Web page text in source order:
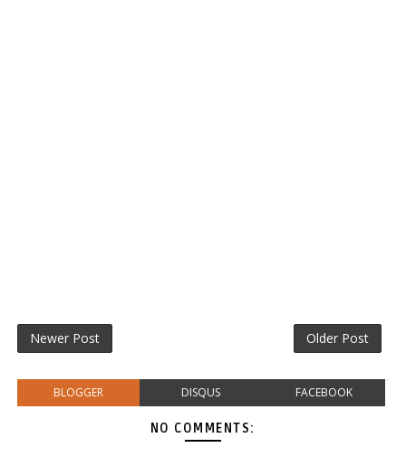
Newer Post Older Post
BLOGGER DISQUS FACEBOOK
NO COMMENTS: